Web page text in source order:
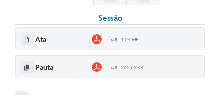
Sessão
Ata pdf - 1,24 MB
Pauta pdf - 262,63 KB